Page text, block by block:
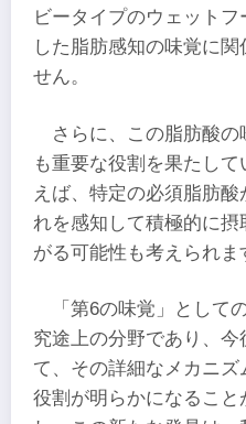
ビータイプのウェット
した脂肪感知の味覚に
せん。
さらに、この脂肪酸
も重要な役割を果たし
えば、特定の必須脂肪
れを感知して積極的に
がる可能性も考えられま
「第6の味覚」として
究途上の分野であり、
て、その詳細なメカニ
役割が明らかになるこ